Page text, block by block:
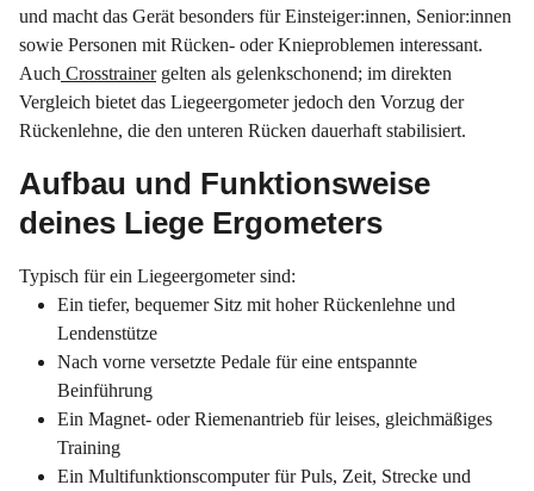
und macht das Gerät besonders für Einsteiger:innen, Senior:innen
sowie Personen mit Rücken- oder Knieproblemen interessant.
Auch Crosstrainergelten als gelenkschonend; im direkten
Vergleich bietet das Liegeergometer jedoch den Vorzug der
Rückenlehne, die den unteren Rücken dauerhaft stabilisiert.
Aufbau und Funktionsweise
deines Liege Ergometers
Typisch für ein Liegeergometer sind:
Ein tiefer, bequemer Sitz mit hoher Rückenlehne und
Lendenstütze
Nach vorne versetzte Pedale für eine entspannte
Beinführung
Ein Magnet- oder Riemenantrieb für leises, gleichmäßiges
Training
Ein Multifunktionscomputer für Puls, Zeit, Strecke und